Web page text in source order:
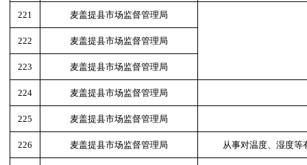
221 麦盖提县市场监督管理局
222 麦盖提县市场监督管理局
223 麦盖提县市场监督管理局
224 麦盖提县市场监督管理局
225 麦盖提县市场监督管理局
226 麦盖提县市场监督管理局 从事对温度、湿度等